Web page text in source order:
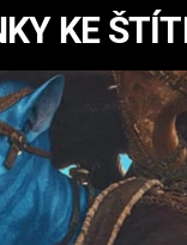
KE